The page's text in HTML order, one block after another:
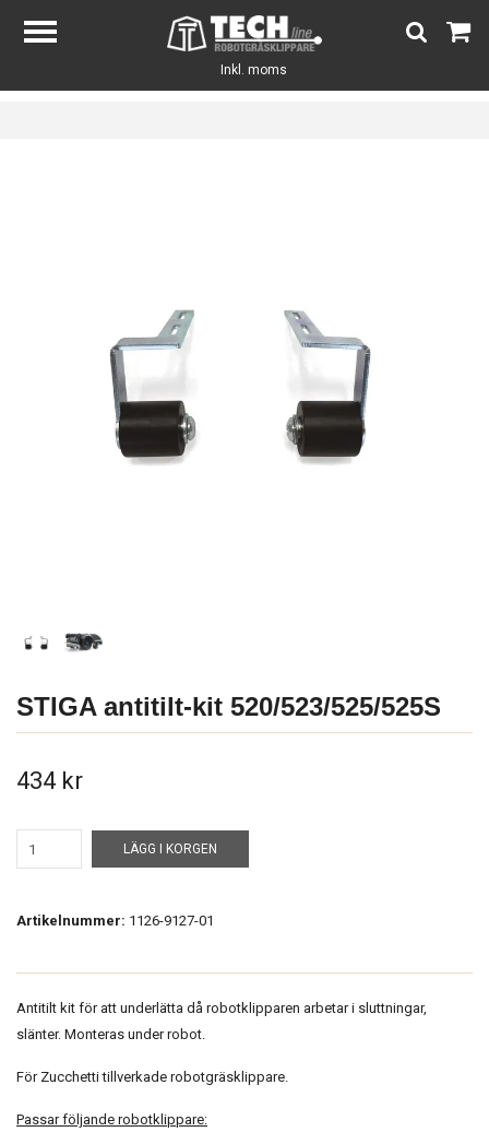
Inkl. moms
STIGA antitilt-kit 520/523/525/525S
434 kr
LÄGG I KORGEN
Artikelnummer: 1126-9127-01
Antitilt kit för att underlätta då robotklipparen arbetar i sluttningar,
slänter. Monteras under robot.
För Zucchetti tillverkade robotgräsklippare.
Passar följande robotklippare: